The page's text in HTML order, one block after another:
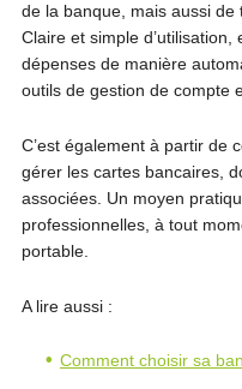
de la banque, mais aussi de
Claire et simple
dépenses de manière
outils de gestion de compte
C’est également à partir de
gérer les cartes bancaires,
associées. Un moyen
professionnelles, à tout
portable.
A lire aussi :
Comment choisir sa